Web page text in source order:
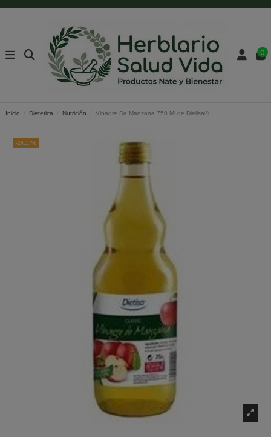
0
Inicio Dietetica Nutrición Vinagre De Manzana 750 Ml de Dielisa®
-24,17%